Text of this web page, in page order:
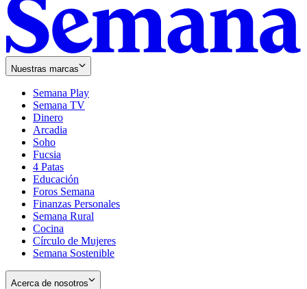
Nuestras marcas
Semana Play
Semana TV
Dinero
Arcadia
Soho
in
new
window
Fucsia
in
new
window
4 Patas
Educación
Foros Semana
Finanzas Personales
Semana Rural
Cocina
Círculo de Mujeres
Semana Sostenible
Acerca de nosotros